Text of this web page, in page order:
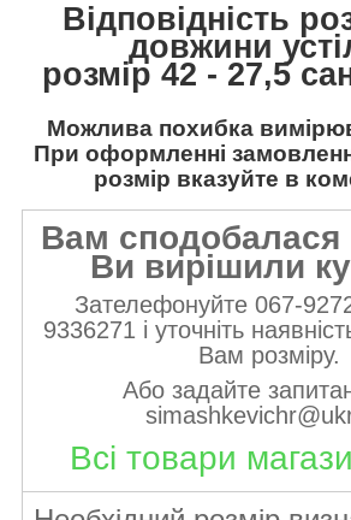
Відповідність
довжини
розмір 42 - 27,5
Можлива похибка
При оформленні
розмір вказуйте в
Вам сподобалася
Ви вирішили
Зателефонуйте 067-
9336271 і уточніть
Вам розміру.
Або задайте
Всі товари